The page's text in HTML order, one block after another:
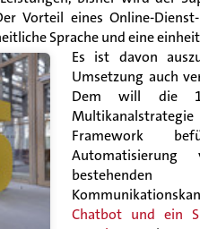
Vorteil eines Online-
Sprache und eine
Es ist davon
Umsetzung auch
Dem will die
Framework
Chatbot und ein